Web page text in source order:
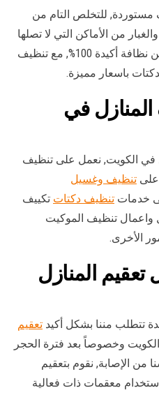
للتخلص التام من
من الأماكن التي لا تصلها
الأيدي أو المماسح الطويلة, لنضمن نظافة أكيدة 100%, مع تنظيف
باسعار مميزة.
في
في الكويت, نعمل على تنظيف
تنظيف وغسيل
خدمات تنظيف دكتات تكييف
تنظيف الموكيت
الأخرى.
المنازل
تتطلب مننا بشكل أكيد تعقيم
وخصوصاً بعد فترة الحجر
من الإصابة, نقوم بتعقيم
معقمات ذات فعالية